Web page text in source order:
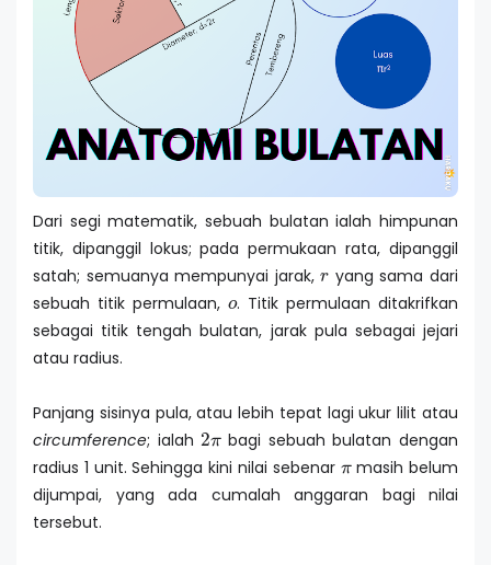
Dari segi matematik, sebuah bulatan ialah himpunan
titik, dipanggil lokus; pada permukaan rata, dipanggil
satah; semuanya mempunyai jarak,r yang sama dari
sebuah titik permulaan, o. Titik permulaan ditakrifkan
sebagai titik tengah bulatan, jarak pula sebagai jejari
atau radius.
Panjang sisinya pula, atau lebih tepat lagi ukur lilit atau
circumference; ialah 2πbagi sebuah bulatan dengan
radius 1 unit. Sehingga kini nilai sebenar πmasih belum
dijumpai, yang ada cumalah anggaran bagi nilai
tersebut.